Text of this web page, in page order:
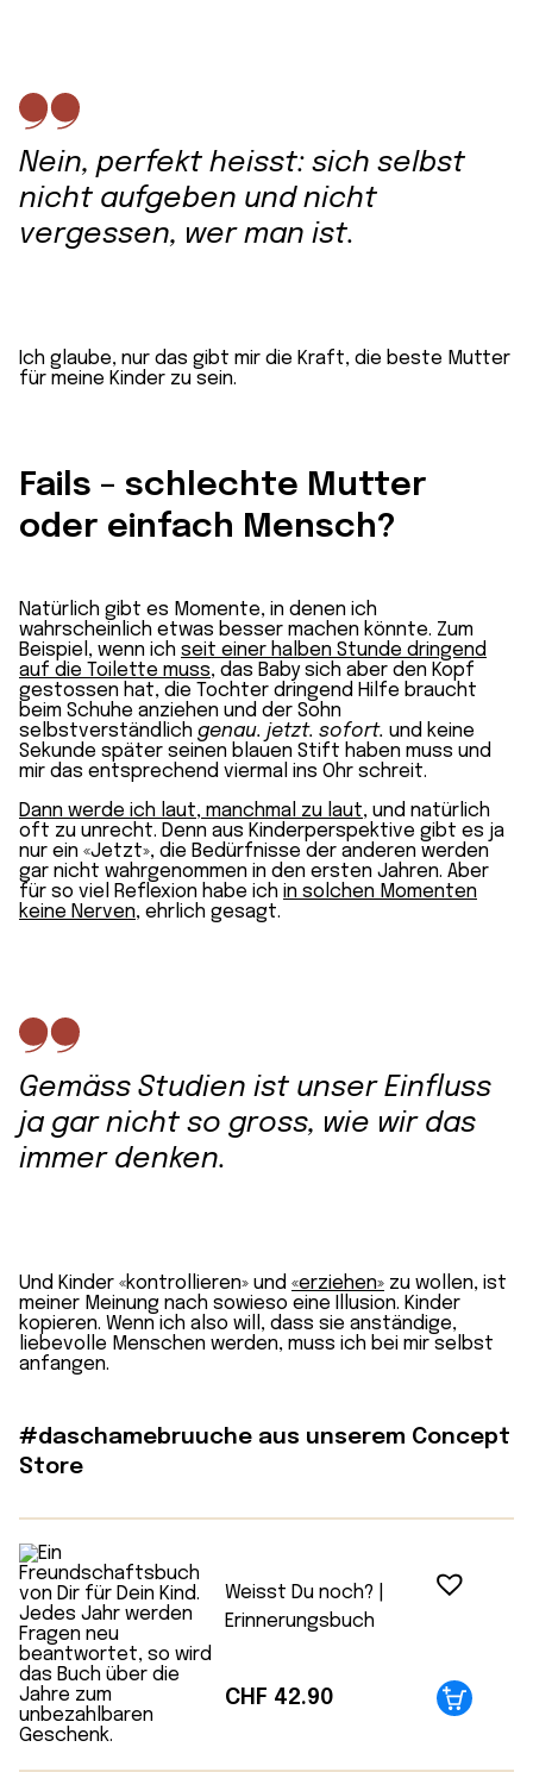
Nein, perfekt heisst: sich selbst
nicht aufgeben und nicht
vergessen, wer man ist.
Ich glaube, nur das gibt mir die Kraft, die beste Mutter
für meine Kinder zu sein.
Fails – schlechte Mutter
oder einfach Mensch?
Natürlich gibt es Momente, in denen ich
wahrscheinlich etwas besser machen könnte. Zum
Beispiel, wenn ich seit einer halben Stunde dringend
auf die Toilette muss, das Baby sich aber den Kopf
gestossen hat, die Tochter dringend Hilfe braucht
beim Schuhe anziehen und der Sohn
selbstverständlich genau. jetzt. sofort. und keine
Sekunde später seinen blauen Stift haben muss und
mir das entsprechend viermal ins Ohr schreit.
Dann werde ich laut, manchmal zu laut, und natürlich
oft zu unrecht. Denn aus Kinderperspektive gibt es ja
nur ein «Jetzt», die Bedürfnisse der anderen werden
gar nicht wahrgenommen in den ersten Jahren. Aber
für so viel Reflexion habe ich in solchen Momenten
keine Nerven, ehrlich gesagt.
Gemäss Studien ist unser Einfluss
ja gar nicht so gross, wie wir das
immer denken.
Und Kinder «kontrollieren» und «erziehen» zu wollen, ist
meiner Meinung nach sowieso eine Illusion. Kinder
kopieren. Wenn ich also will, dass sie anständige,
liebevolle Menschen werden, muss ich bei mir selbst
anfangen.
#daschamebruuche aus unserem Concept
Store
Weisst Du noch? |
Erinnerungsbuch
CHF 42.90